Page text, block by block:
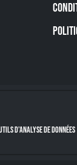
D’ANALYSE DE DONNÉES